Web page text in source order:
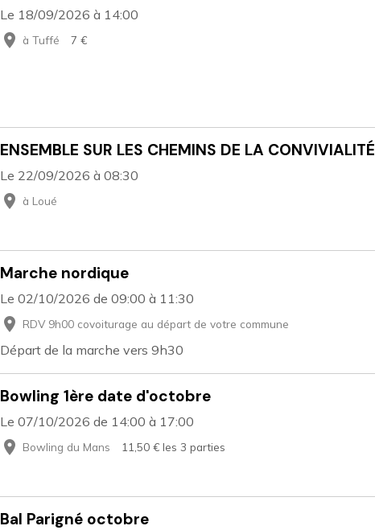
Le 18/09/2026 à 14:00
à Tuffé 7 €
ENSEMBLE SUR LES CHEMINS DE LA CONVIVIALITÉ
Le 22/09/2026 à 08:30
à Loué
Marche nordique
Le 02/10/2026 de 09:00 à 11:30
RDV 9h00 covoiturage au départ de votre commune
Départ de la marche vers 9h30
Bowling 1ère date d'octobre
Le 07/10/2026 de 14:00 à 17:00
Bowling du Mans 11,50 € les 3 parties
Bal Parigné octobre